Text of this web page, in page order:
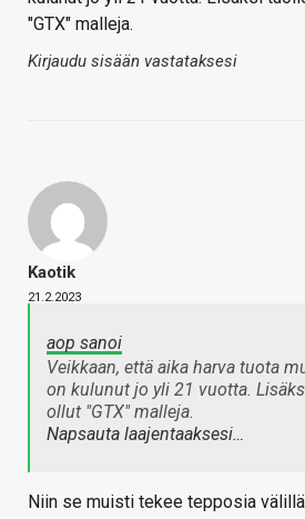
"GTX" malleja.
Kirjaudu sisään vastataksesi
Kaotik
21.2.2023
aop sanoi
Veikkaan, että aika harva tuota
on kulunut jo yli 21 vuotta.
ollut "GTX" malleja.
Napsauta laajentaaksesi…
Niin se muisti tekee tepposia